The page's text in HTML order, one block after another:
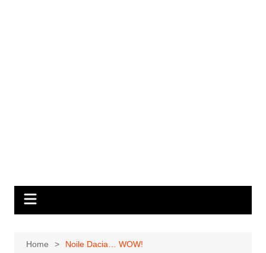
Home Noile Dacia… WOW!